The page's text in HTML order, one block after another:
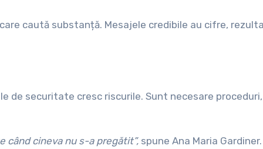
caută substanță. Mesajele credibile au cifre,
securitate cresc riscurile. Sunt necesare
când cineva nu s-a pregătit”, spune Ana Maria Gardiner.